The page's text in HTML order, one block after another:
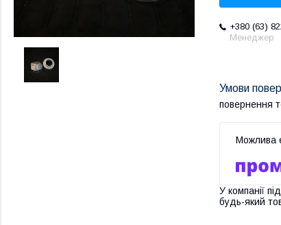
+380 (63)
Менеджер
повернення
У компанії
будь-який